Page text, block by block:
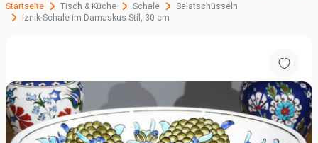
Startseite Tisch & Küche Schale
Salatschüsseln
Iznik-Schale im Damaskus-Stil, 30 cm